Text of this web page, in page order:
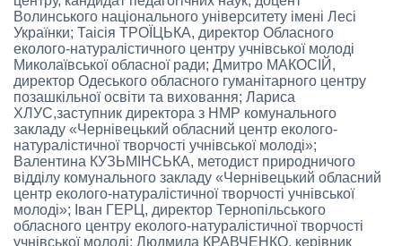
Волинського національного університету імені Лесі
Українки; Таісія ТРОЇЦЬКА, директор Обласного
еколого-натуралістичного центру учнівської молоді
Миколаївської обласної ради; Дмитро МАКОСІЙ,
директор Одеського обласного гуманітарного центру
позашкільної освіти та виховання; Лариса
ХЛУС,заступник директора з НМР комунального
закладу «Чернівецький обласний центр еколого-
натуралістичної творчості учнівської молоді»;
Валентина КУЗЬМІНСЬКА, методист природничого
відділу комунального закладу «Чернівецький обласний
центр еколого-натуралістичної творчості учнівської
молоді»; Іван ГЕРЦ, директор Тернопільського
обласного центру еколого-натуралістичної творчості
учнівської молоді; Людмила КРАВЧЕНКО, керівник